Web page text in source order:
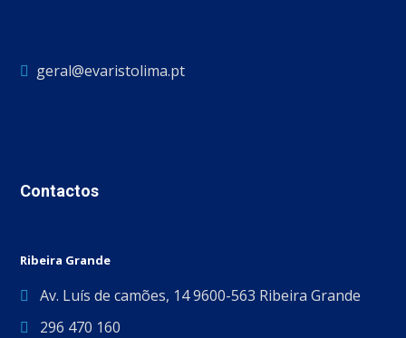
geral@evaristolima.pt
Contactos
Ribeira Grande
Av. Luís de camões, 14 9600-563 Ribeira Grande
296 470 160